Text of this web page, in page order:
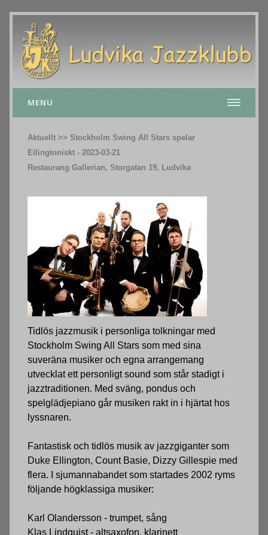
MENU
Aktuellt >> Stockholm Swing All Stars spelar
Ellingtoniskt - 2023-03-21
Restaurang Gallerian, Storgatan 19, Ludvika
Tidlös jazzmusik i personliga tolkningar med
Stockholm Swing All Stars som med sina
suveräna musiker och egna arrangemang
utvecklat ett personligt sound som står stadigt i
jazztraditionen. Med sväng, pondus och
spelglädjepiano går musiken rakt in i hjärtat hos
lyssnaren.
Fantastisk och tidlös musik av jazzgiganter som
Duke Ellington, Count Basie, Dizzy Gillespie med
flera. I sjumannabandet som startades 2002 ryms
följande högklassiga musiker:
Karl Olandersson - trumpet, sång
Klas Lindquist - altsaxofon, klarinett